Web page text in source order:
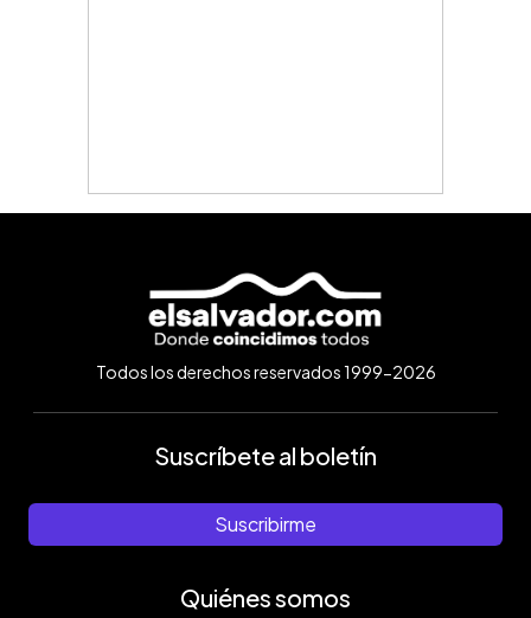
Todos los derechos reservados 1999-2026
Suscríbete al boletín
Suscribirme
Quiénes somos